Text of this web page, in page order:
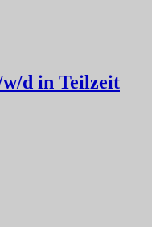
d in Teilzeit